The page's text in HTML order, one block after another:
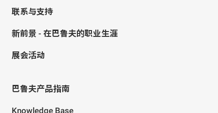
联系与支持
新前景 - 在巴鲁夫的职业生涯
展会活动
巴鲁夫产品指南
Knowledge Base